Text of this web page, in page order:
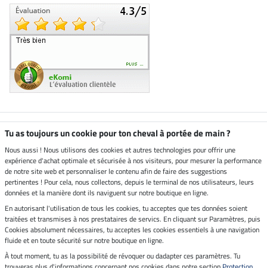
Boutique climatiquement
neutre
Livraison par
Paiement sécurisé
Mentions légales
Tu as toujours un cookie pour ton cheval à portée de main ?
Nous aussi ! Nous utilisons des cookies et autres technologies pour offrir une
expérience d'achat optimale et sécurisée à nos visiteurs, pour mesurer la performance
de notre site web et personnaliser le contenu afin de faire des suggestions
pertinentes ! Pour cela, nous collectons, depuis le terminal de nos utilisateurs, leurs
données et la manière dont ils naviguent sur notre boutique en ligne.
En autorisant l'utilisation de tous les cookies, tu acceptes que tes données soient
traitées et transmises à nos prestataires de servics. En cliquant sur Paramètres, puis
Cookies absolument nécessaires, tu acceptes les cookies essentiels à une navigation
fluide et en toute sécurité sur notre boutique en ligne.
À tout moment, tu as la possibilité de révoquer ou dadapter ces paramètres. Tu